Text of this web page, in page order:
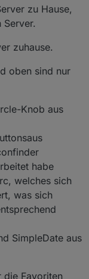
mir einsetzen.
zu Hause,
zuhause.
oben sind nur
Knob aus
habe
welches sich
was sich
SimpleDate aus
Favoriten